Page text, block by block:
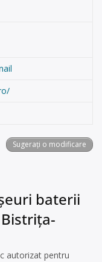
Sugerați o modificare
baterii
autorizat pentru